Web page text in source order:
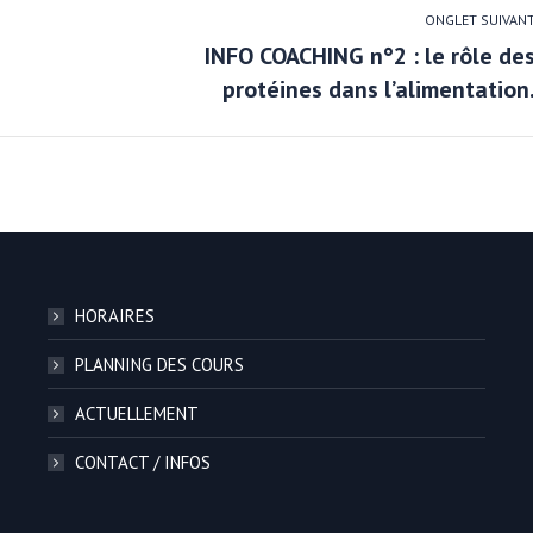
ONGLET
INFO COACHING n°2 : le rôle des
protéines dans l’alimentation.
HORAIRES
PLANNING DES COURS
ACTUELLEMENT
CONTACT / INFOS